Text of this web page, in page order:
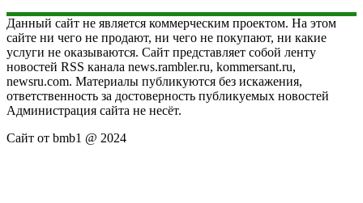
Данный сайт не является коммерческим проектом. На этом
сайте ни чего не продают, ни чего не покупают, ни какие
услуги не оказываются. Сайт представляет собой ленту
новостей RSS канала news.rambler.ru, kommersant.ru,
newsru.com. Материалы публикуются без искажения,
ответственность за достоверность публикуемых новостей
Администрация сайта не несёт.
Сайт от bmb1 @ 2024